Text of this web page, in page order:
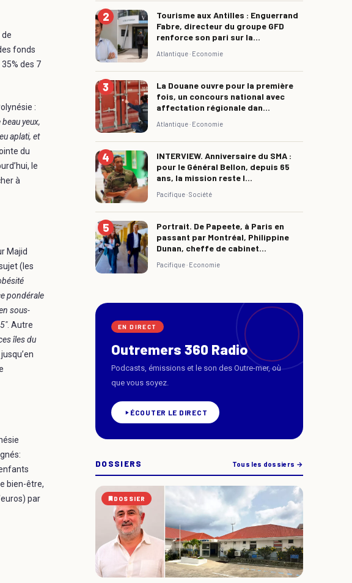
fonds
des 7
:
yeux,
aplati, et
du
le
à
Majid
(les
pondérale
sous-
. Autre
îles du
bien-être,
par
Tourisme aux Antilles : Enguerrand
Fabre, directeur du groupe GFD
renforce son pari sur la...
Atlantique · Economie
La Douane ouvre pour la première
fois, un concours national avec
affectation régionale dan...
Atlantique · Economie
INTERVIEW. Anniversaire du SMA :
pour le Général Bellon, depuis 65
ans, la mission reste l...
Pacifique ·Société
Portrait. De Papeete, à Paris en
passant par Montréal, Philippine
Dunan, cheffe de cabinet...
Pacifique · Economie
EN DIRECT
Outremers 360 Radio
Podcasts, émissions et le son des Outre-mer, où
que vous soyez.
ÉCOUTER LE DIRECT
DOSSIERS Tous les dossiers →
DOSSIER